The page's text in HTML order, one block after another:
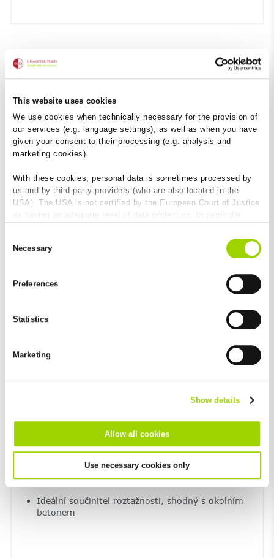
This website uses cookies
We use cookies when technically necessary for the provision of
our services (e.g. language settings), as well as when you have
given your consent to their processing (e.g. analysis and
marketing cookies).
With these cookies, personal data is sometimes processed by
us and by third-party providers (who are also located in the
USA). The USA is not certified by the European Court of Justice
as having an adequate level of data protection. In particular,
authorities for control and monitoring purposes and that no
effective legal remedies are available against this. By clicking
and by third-party providers (also in the USA). Except for the
absolutely necessary cookies that serve the proper functioning
future in the "Cookie Policy" item in the footer of this website.
Excluded from this are absolutely necessary cookies that
Selection
Necessary
Preferences
Statistics
Marketing
Show details
Allow all cookies
Use necessary cookies only
Odolný extrémním teplotám a UV záření
Maximální odolnost vůči mrazu a rozmrazovacím
solím
odolný UV záření
Nehořlavý stavební materiál – Třída A1
Dokonale usazený v betonovém loži
Ideální součinitel roztažnosti, shodný s okolním
betonem